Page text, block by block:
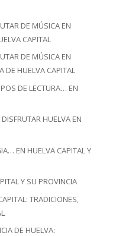
DE MÚSICA EN
CAPITAL
DE MÚSICA EN
DE HUELVA CAPITAL
DE LECTURA… EN
HUELVA EN
EN HUELVA CAPITAL Y
Y SU PROVINCIA
TRADICIONES,
DE HUELVA: